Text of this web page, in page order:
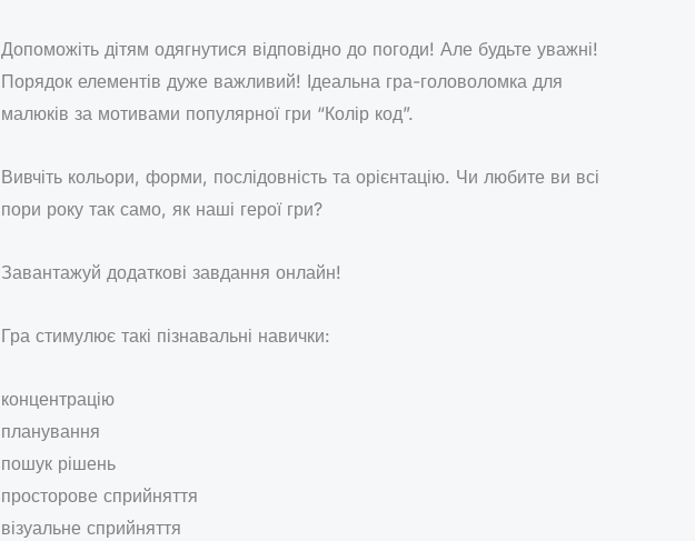
Допоможіть дітям одягнутися відповідно до погоди! Але будьте уважні!
Порядок елементів дуже важливий! Ідеальна гра-головоломка для
малюків за мотивами популярної гри “Колір код”.
Вивчіть кольори, форми, послідовність та орієнтацію. Чи любите ви всі
пори року так само, як наші герої гри?
Завантажуй додаткові завдання онлайн!
Гра стимулює такі пізнавальні навички:
концентрацію
планування
пошук рішень
просторове сприйняття
візуальне сприйняття